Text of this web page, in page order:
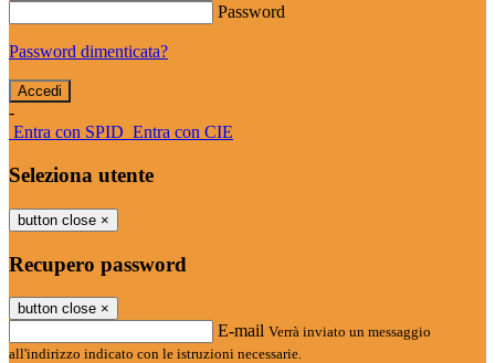
Password
Password dimenticata?
-
Entra con SPID Entra con CIE
Seleziona utente
button close ×
Recupero password
button close ×
E-mail Verrà inviato un messaggio
all'indirizzo indicato con le istruzioni necessarie.